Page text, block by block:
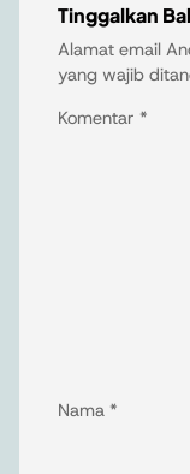
Tinggalkan
Alamat email
yang wajib
Komentar *
Nama *